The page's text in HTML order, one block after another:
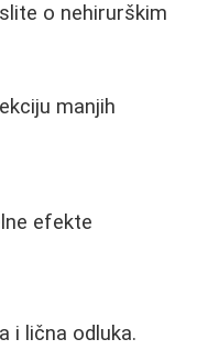
o nehirurškim
manjih
efekte
i lična odluka.